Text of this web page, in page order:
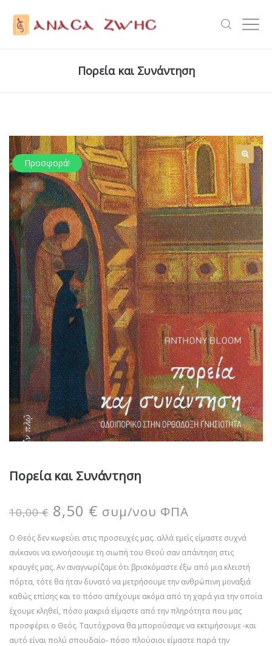
Πορεία και Συνάντηση
Προσφορά!
Πορεία και Συνάντηση
10,00€ 8,50 € συμ/νου ΦΠΑ
Ο Θεός δεν κωφεύει στις προσευχές μας. αλλά εμείς είμαστε συχνά
ανίκανοι να εννοήσουμε τη σιωπή του Θεού σαν απάντηση στις
κραυγές μας. Αν αναγνωρίζαμε ότι βρισκόμαστε έξω από μια κλειστή
πόρτα, τότε θα ήταν δυνατό να μετρήσουμε την ανθρώπινη μοναξιά
καθώς επίσης και το πόσο απέχουμε ακόμα από τη χαρά για την οποία
έχουμε κληθεί, πόσο μακριά είμαστε από την πληρότητα που μας
προσφέρει ο Θεός. Ταυτόχρονα θα μπορούσαμε να εκτιμήσουμε -και
αυτό είναι πολύ σπουδαίο- πόσο πλούσιοι είμαστε παρά την